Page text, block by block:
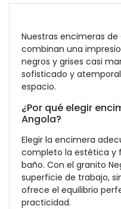
Nuestras encimeras de
combinan una
negros y grises casi
sofisticado y
espacio.
¿Por qué elegir
Angola?
Elegir la encimera
completo la estética y
baño. Con el granito
superficie de trabajo,
ofrece el equilibrio
practicidad.